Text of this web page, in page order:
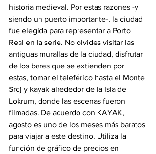
historia medieval. Por estas razones -y
siendo un puerto importante-, la ciudad
fue elegida para representar a Porto
Real en la serie. No olvides visitar las
antiguas murallas de la ciudad, disfrutar
de los bares que se extienden por
estas, tomar el teleférico hasta el Monte
Srdj y kayak alrededor de la Isla de
Lokrum, donde las escenas fueron
filmadas. De acuerdo con KAYAK,
agosto es uno de los meses más baratos
para viajar a este destino. Utiliza la
función de gráfico de precios en